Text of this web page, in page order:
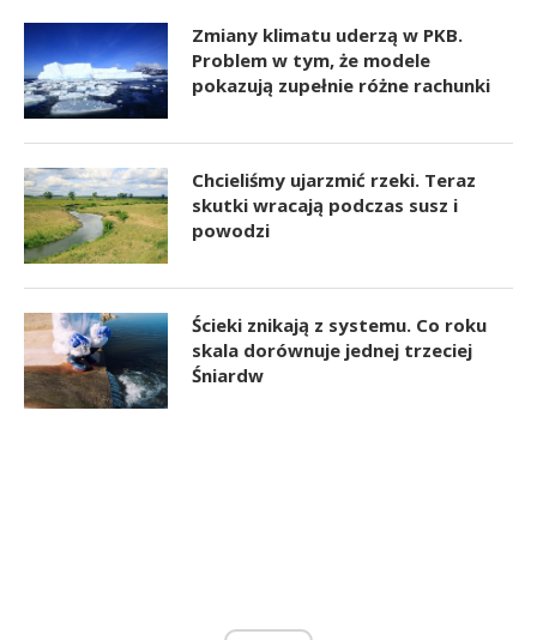
Zmiany klimatu uderzą w PKB.
Problem w tym, że modele
pokazują zupełnie różne rachunki
Chcieliśmy ujarzmić rzeki. Teraz
skutki wracają podczas susz i
powodzi
Ścieki znikają z systemu. Co roku
skala dorównuje jednej trzeciej
Śniardw